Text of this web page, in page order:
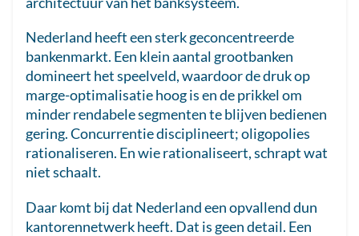
Nederland heeft een sterk geconcentreerde
bankenmarkt. Een klein aantal grootbanken
domineert het speelveld, waardoor de druk op
marge-optimalisatie hoog is en de prikkel om
minder rendabele segmenten te blijven bedienen
gering. Concurrentie disciplineert; oligopolies
rationaliseren. En wie rationaliseert, schrapt wat
niet schaalt.
Daar komt bij dat Nederland een opvallend dun
kantorennetwerk heeft. Dat is geen detail. Een